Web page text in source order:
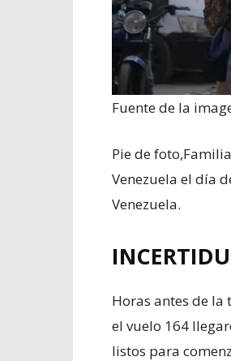
Fuente de la
Pie de foto,
Venezuela el día
Venezuela.
Horas antes de
el vuelo 164
listos para